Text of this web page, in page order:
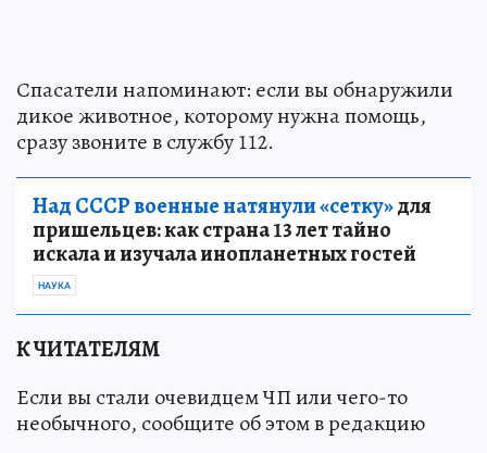
Спасатели напоминают: если вы обнаружили
дикое животное, которому нужна помощь,
сразу звоните в службу 112.
Над СССР военные натянули «сетку»для
пришельцев: как страна 13 лет тайно
искала и изучала инопланетных гостей
НАУКА
К ЧИТАТЕЛЯМ
Если вы стали очевидцем ЧП или чего-то
необычного, сообщите об этом в редакцию